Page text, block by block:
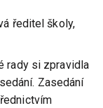
ředitel školy,
si zpravidla
Zasedání